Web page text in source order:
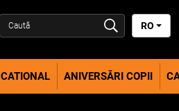
RO
ANIVERSĂRI COPII